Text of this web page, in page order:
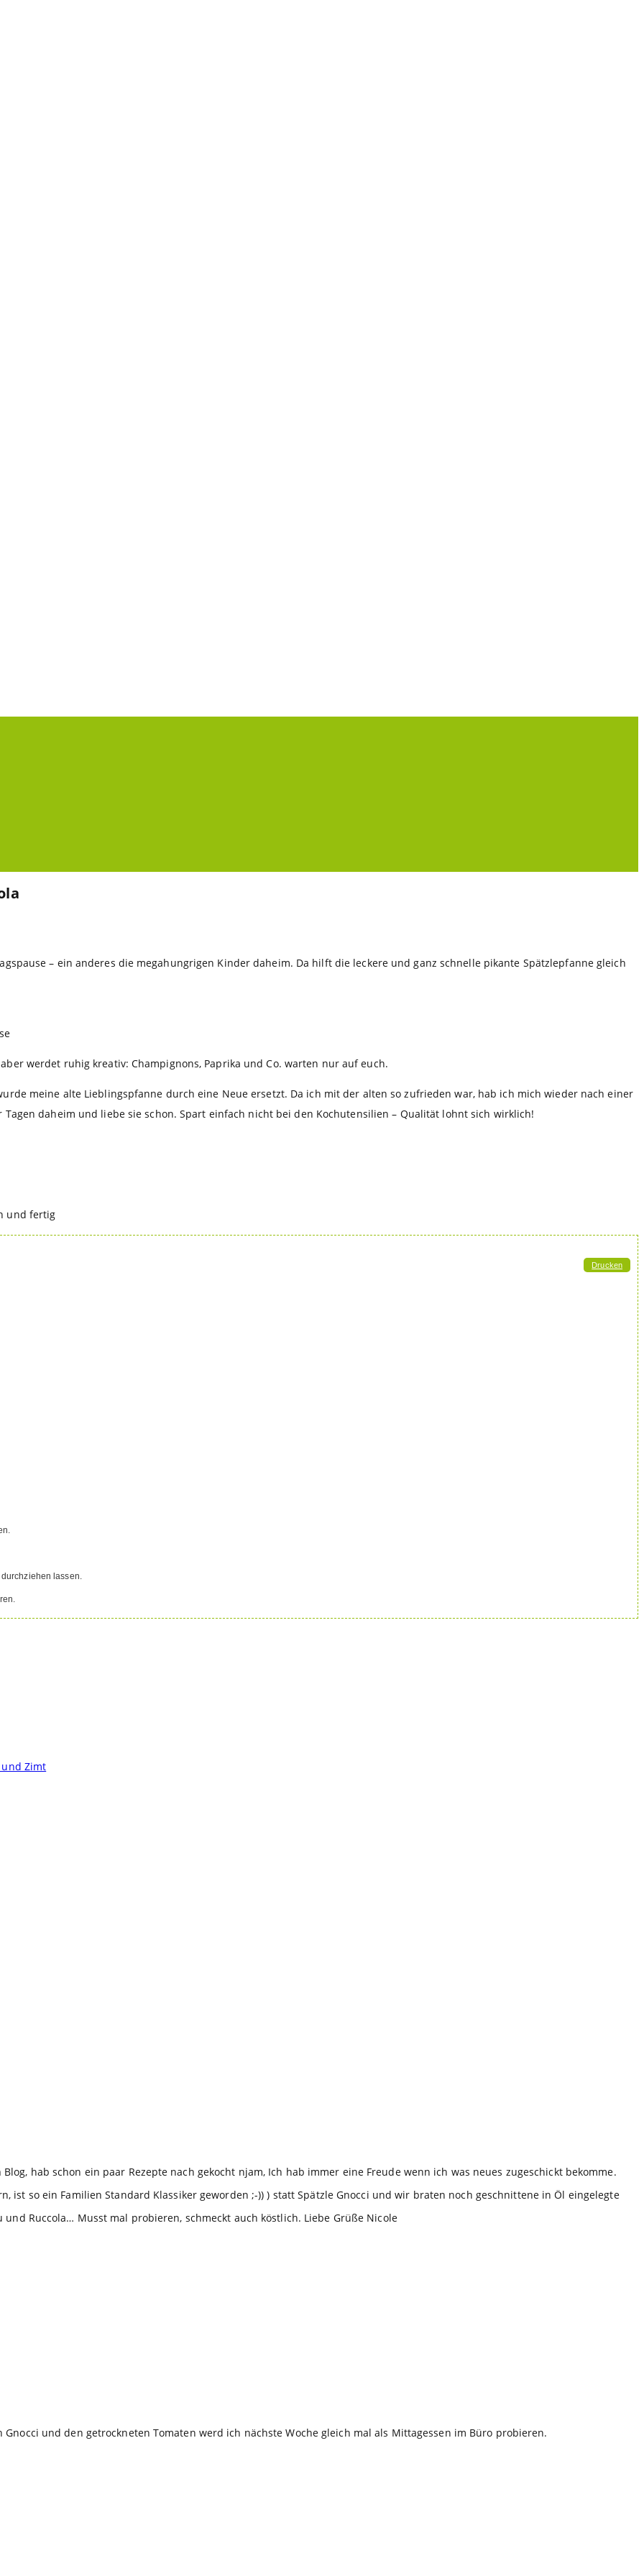
– ein anderes die megahungrigen Kinder daheim. Da hilft die leckere und ganz schnelle pikante Spätzlepfanne gleich
werdet ruhig kreativ: Champignons, Paprika und Co. warten nur auf euch.
meine alte Lieblingspfanne durch eine Neue ersetzt. Da ich mit der alten so zufrieden war, hab ich mich wieder nach einer
daheim und liebe sie schon. Spart einfach nicht bei den Kochutensilien – Qualität lohnt sich wirklich!
und fertig
Drucken
lassen.
hab schon ein paar Rezepte nach gekocht njam, Ich hab immer eine Freude wenn ich was neues zugeschickt bekomme.
ist so ein Familien Standard Klassiker geworden ;-)) ) statt Spätzle Gnocci und wir braten noch geschnittene in Öl eingelegte
Ruccola… Musst mal probieren, schmeckt auch köstlich. Liebe Grüße Nicole
und den getrockneten Tomaten werd ich nächste Woche gleich mal als Mittagessen im Büro probieren.